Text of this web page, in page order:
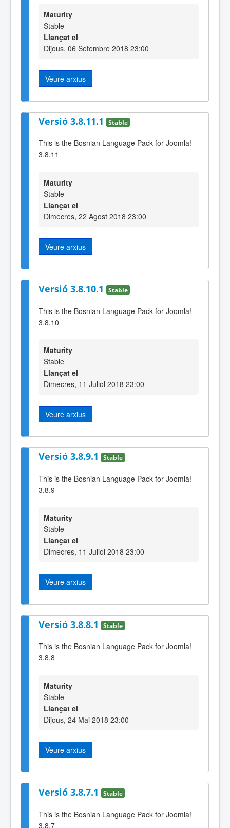
Maturity
Stable
Llançat el
Dijous, 06 Setembre 2018 23:00
Veure arxius
Versió 3.8.11.1 Stable
This is the Bosnian Language Pack for Joomla!
3.8.11
Maturity
Stable
Llançat el
Dimecres, 22 Agost 2018 23:00
Veure arxius
Versió 3.8.10.1 Stable
This is the Bosnian Language Pack for Joomla!
3.8.10
Maturity
Stable
Llançat el
Dimecres, 11 Juliol 2018 23:00
Veure arxius
Versió 3.8.9.1 Stable
This is the Bosnian Language Pack for Joomla!
3.8.9
Maturity
Stable
Llançat el
Dimecres, 11 Juliol 2018 23:00
Veure arxius
Versió 3.8.8.1 Stable
This is the Bosnian Language Pack for Joomla!
3.8.8
Maturity
Stable
Llançat el
Dijous, 24 Mai 2018 23:00
Veure arxius
Versió 3.8.7.1 Stable
This is the Bosnian Language Pack for Joomla!
3.8.7